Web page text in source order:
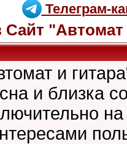
Телеграм-
"Автомат
и
и близка